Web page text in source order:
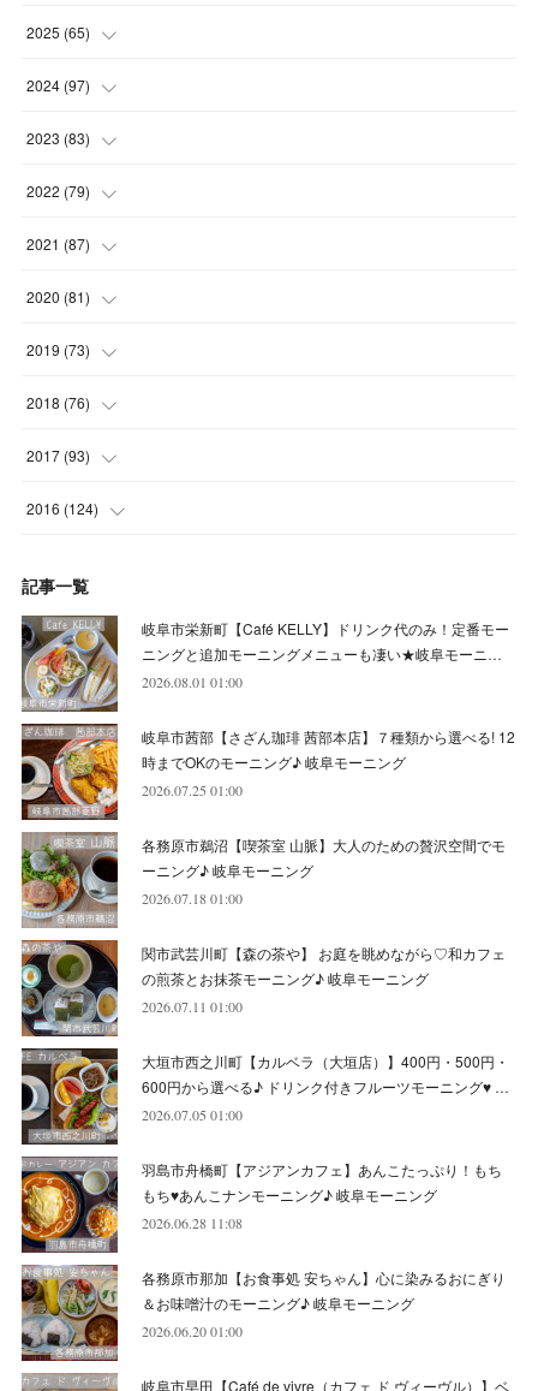
(4
(4
(5
(4
2025 (65)
(5
(6
(6
(6
(5
(7)
2024 (97)
(5
(7
(7
(8
(10
( 6)
(10)
2023 (83)
(6
(7
(7
(9
(6
(5)
(6)
(8)
2022 (79)
(4
(8
(10
(7
(7
(9)
(4)
(6)
2021 (87)
(12 )
(9
(11
(1
(7
(11)
(7)
(9)
(2)
2020 (81)
(10 )
(11 )
(8
(7)
(7
(7)
(5)
(1)
(8)
(4)
(7)
2019 (73)
(4
(6
(4)
(4)
(5)
(4)
(4)
(10)
(10)
(6)
2018 (76)
(9
(3)
(7)
(8)
(7)
(6)
(5)
(6)
(8)
(8)
2017 (93)
(7)
(5)
(8)
(8)
(8)
(9)
(9)
(9)
(7)
(11)
2016 (124)
(10)
(10)
(12)
(16)
(9)
(13)
(8)
(6)
(12)
(6)
記事一覧
岐阜市栄新町【Café KELLY】ドリンク代のみ！定番モー
ニングと追加モーニングメニューも凄い★岐阜モーニ…
2026.08.01 01:00
岐阜市茜部【さざん珈琲 茜部本店】７種類から選べる! 12
時までOKのモーニング♪ 岐阜モーニング
2026.07.25 01:00
各務原市鵜沼【喫茶室 山脈】大人のための贅沢空間でモ
ーニング♪ 岐阜モーニング
2026.07.18 01:00
関市武芸川町【森の茶や】 お庭を眺めながら♡和カフェ
の煎茶とお抹茶モーニング♪ 岐阜モーニング
2026.07.11 01:00
大垣市西之川町【カルベラ（大垣店）】400円・500円・
600円から選べる♪ ドリンク付きフルーツモーニング♥ …
2026.07.05 01:00
羽島市舟橋町【アジアンカフェ】あんこたっぷり！もち
もち♥あんこナンモーニング♪ 岐阜モーニング
2026.06.28 11:08
各務原市那加【お食事処 安ちゃん】心に染みるおにぎり
＆お味噌汁のモーニング♪ 岐阜モーニング
2026.06.20 01:00
岐阜市早田【Café de vivre（カフェ ド ヴィーヴル）】ベ